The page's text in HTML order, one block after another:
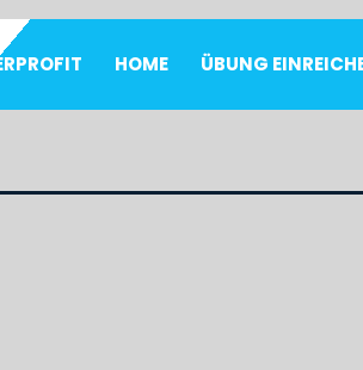
HOME ÜBUNG